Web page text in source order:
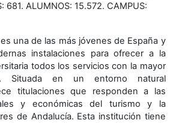
681. ALUMNOS: 15.572. CAMPUS:
una de las más jóvenes de España y
instalaciones para ofrecer a la
todos los servicios con la mayor
Situada en un entorno natural
titulaciones que responden a las
y económicas del turismo y la
de Andalucía. Esta institución tiene